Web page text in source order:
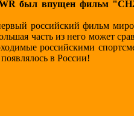
был впущен фильм
российский фильм
часть из него может
российскими
в России!